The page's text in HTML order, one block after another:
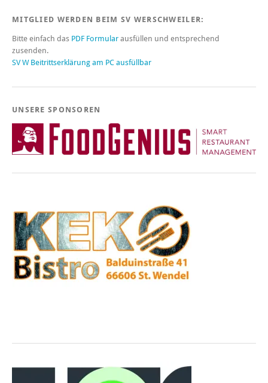
MITGLIED WERDEN BEIM SV WERSCHWEILER:
Bitte einfach das PDF Formular ausfüllen und entsprechend
zusenden.
SV W Beitrittserklärung am PC ausfüllbar
UNSERE SPONSOREN